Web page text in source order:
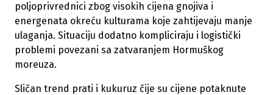
poljoprivrednici zbog visokih cijena gnojiva i
energenata okreću kulturama koje zahtijevaju manje
ulaganja. Situaciju dodatno kompliciraju i logistički
problemi povezani sa zatvaranjem Hormuškog
moreuza.
Sličan trend prati i kukuruz čije su cijene potaknute